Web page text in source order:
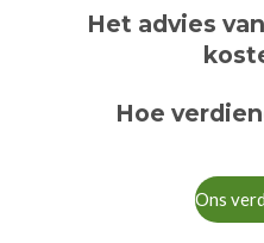
Het advies
Hoe
Ons